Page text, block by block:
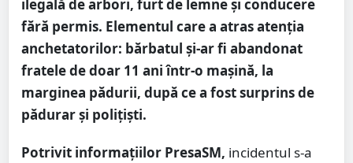
ilegală de arbori, furt de lemne și conducere
fără permis. Elementul care a atras atenția
anchetatorilor: bărbatul și-ar fi abandonat
fratele de doar 11 ani într-o mașină, la
marginea pădurii, după ce a fost surprins de
pădurar și polițiști.
Potrivit informațiilor PresaSM, incidentul s-a